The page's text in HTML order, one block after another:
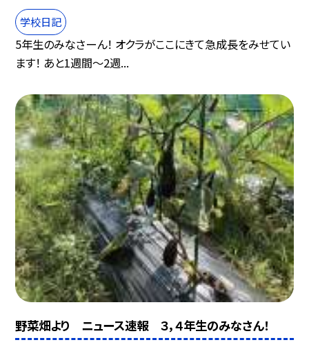
学校日記
5年生のみなさーん！ オクラがここにきて急成長をみせてい
ます！ あと1週間〜2週...
野菜畑より ニュース速報 ３，４年生のみなさん！